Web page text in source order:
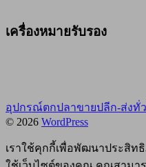
เครื่องหมายรับรอง
อุปกรณ์ตกปลาขายปลีก-ส่งทั่
© 2026 WordPress
เราใช้คุกกี้เพื่อพัฒนาประสิท